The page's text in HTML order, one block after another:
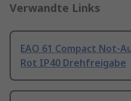
Verwandte Links
EAO 61 Compact Not-
Rot IP40 Drehfreigabe